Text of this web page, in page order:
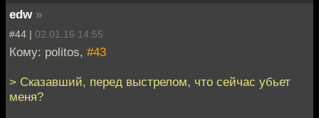
edw »
#44 | 02.01.16 14:55
Кому: politos, #43
> Сказавший, перед выстрелом, что сейчас убьет
меня?